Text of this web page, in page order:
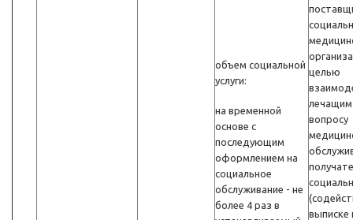
объем социальной
услуги:
на временной
основе с
последующим
оформлением на
социальное
обслуживание - не
более 4 раз в
целью
вопросу
выписке